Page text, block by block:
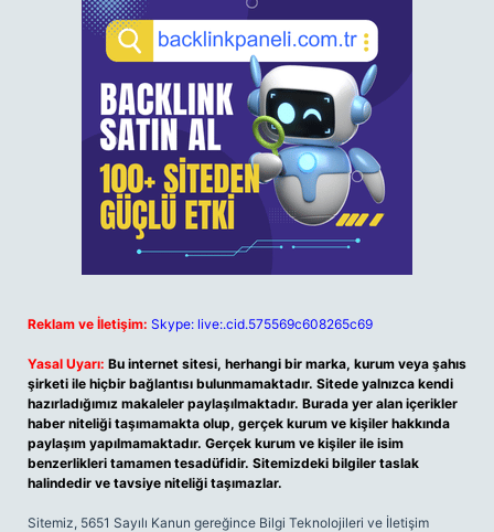
Reklam ve İletişim: Skype: live:.cid.575569c608265c69
Yasal Uyarı: Bu internet sitesi, herhangi bir marka, kurum veya şahıs
şirketi ile hiçbir bağlantısı bulunmamaktadır. Sitede yalnızca kendi
hazırladığımız makaleler paylaşılmaktadır. Burada yer alan içerikler
haber niteliği taşımamakta olup, gerçek kurum ve kişiler hakkında
paylaşım yapılmamaktadır. Gerçek kurum ve kişiler ile isim
benzerlikleri tamamen tesadüfidir. Sitemizdeki bilgiler taslak
halindedir ve tavsiye niteliği taşımazlar.
Sitemiz, 5651 Sayılı Kanun gereğince Bilgi Teknolojileri ve İletişim